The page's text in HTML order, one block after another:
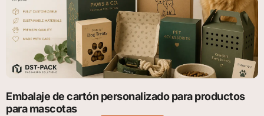
Embalaje de cartón personalizado para productos
para mascotas